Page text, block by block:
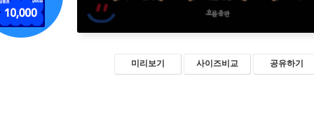
미리보기 사이즈비교 공유하기